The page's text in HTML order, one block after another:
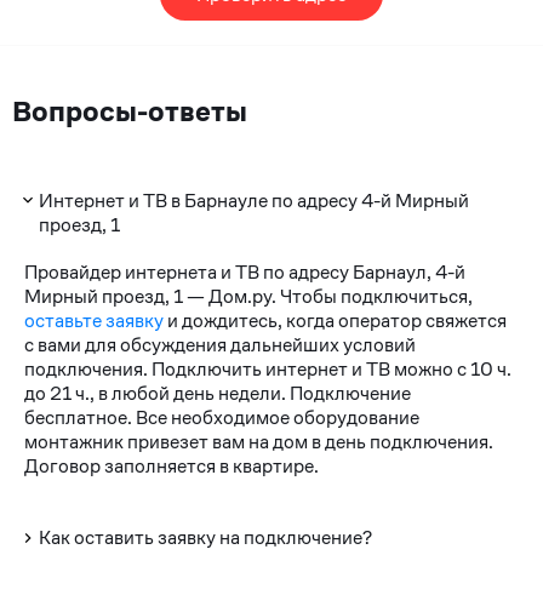
Вопросы-ответы
Интернет и ТВ в Барнауле по адресу 4-й Мирный
проезд, 1
Провайдер интернета и ТВ по адресу Барнаул, 4-й
Мирный проезд, 1 — Дом.ру. Чтобы подключиться,
оставьте заявкуи дождитесь, когда оператор свяжется
с вами для обсуждения дальнейших условий
подключения. Подключить интернет и ТВ можно с 10 ч.
до 21 ч., в любой день недели. Подключение
бесплатное. Все необходимое оборудование
монтажник привезет вам на дом в день подключения.
Договор заполняется в квартире.
Как оставить заявку на подключение?